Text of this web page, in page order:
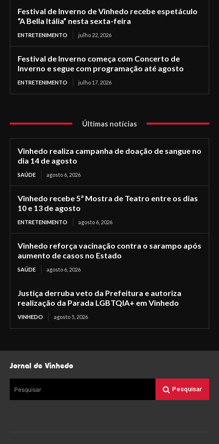
Festival de Inverno de Vinhedo recebe espetáculo
“A Bella Itália” nesta sexta-feira
ENTRETENIMENTO julho 22, 2026
Festival de Inverno começa com Concerto de
Inverno e segue com programação até agosto
ENTRETENIMENTO julho 17, 2026
Últimas notícias
Vinhedo realiza campanha de doação de sangue no
dia 14 de agosto
SAÚDE agosto 6, 2026
Vinhedo recebe 5ª Mostra de Teatro entre os dias
10 e 13 de agosto
ENTRETENIMENTO agosto 6, 2026
Vinhedo reforça vacinação contra o sarampo após
aumento de casos no Estado
SAÚDE agosto 6, 2026
Justiça derruba veto da Prefeitura e autoriza
realização da Parada LGBTQIA+ em Vinhedo
VINHEDO agosto 5, 2026
Jornal de Vinhedo
Pesquisar Pesquisar